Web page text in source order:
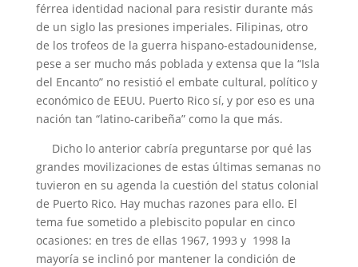
férrea identidad nacional para resistir durante más
de un siglo las presiones imperiales. Filipinas, otro
de los trofeos de la guerra hispano-estadounidense,
pese a ser mucho más poblada y extensa que la “Isla
del Encanto” no resistió el embate cultural, político y
económico de EEUU. Puerto Rico sí, y por eso es una
nación tan “latino-caribeña” como la que más.
Dicho lo anterior cabría preguntarse por qué las
grandes movilizaciones de estas últimas semanas no
tuvieron en su agenda la cuestión del status colonial
de Puerto Rico. Hay muchas razones para ello. El
tema fue sometido a plebiscito popular en cinco
ocasiones: en tres de ellas 1967, 1993 y 1998 la
mayoría se inclinó por mantener la condición de